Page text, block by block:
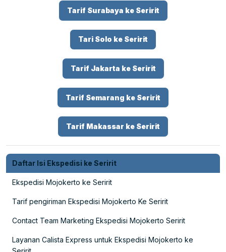
Tarif Surabaya ke Seririt
Tari Solo ke Seririt
Tarif Jakarta ke Seririt
Tarif Semarang ke Seririt
Tarif Makassar ke Seririt
Daftar Isi Ekspedisi ke Seririt
Ekspedisi Mojokerto ke Seririt
Tarif pengiriman Ekspedisi Mojokerto Ke Seririt
Contact Team Marketing Ekspedisi Mojokerto Seririt
Layanan Calista Express untuk Ekspedisi Mojokerto ke